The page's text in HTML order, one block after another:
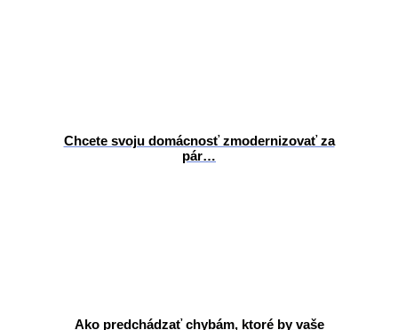
Chcete svoju domácnosť zmodernizovať za
pár…
Ako predchádzať chybám, ktoré by vaše